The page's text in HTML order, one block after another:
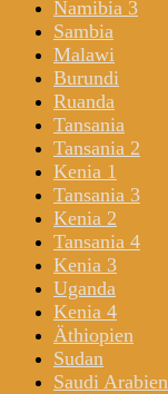
Namibia 3
Sambia
Malawi
Burundi
Ruanda
Tansania
Tansania 2
Kenia 1
Tansania 3
Kenia 2
Tansania 4
Kenia 3
Uganda
Kenia 4
Äthiopien
Sudan
Saudi Arabien